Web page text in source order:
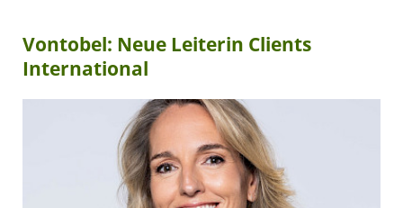
Vontobel: Neue Leiterin Clients
International